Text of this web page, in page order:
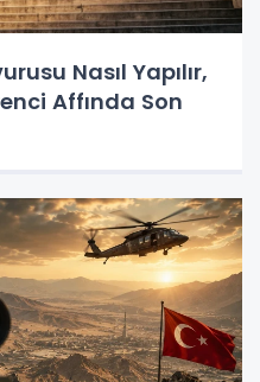
Nasıl Yapılır,
Affında Son